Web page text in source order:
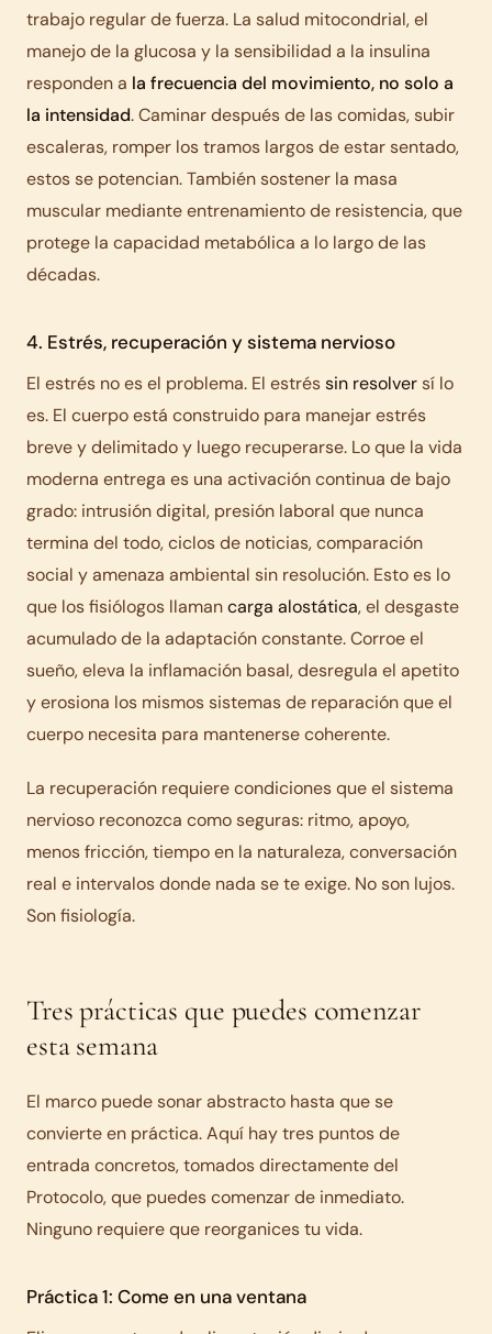
trabajo regular de fuerza. La salud mitocondrial, el
manejo de la glucosa y la sensibilidad a la insulina
responden a la frecuencia del movimiento, no solo a
la intensidad. Caminar después de las comidas, subir
escaleras, romper los tramos largos de estar sentado,
estos se potencian. También sostener la masa
muscular mediante entrenamiento de resistencia, que
protege la capacidad metabólica a lo largo de las
décadas.
4. Estrés, recuperación y sistema nervioso
El estrés no es el problema. El estréssin resolversí lo
es. El cuerpo está construido para manejar estrés
breve y delimitado y luego recuperarse. Lo que la vida
moderna entrega es una activación continua de bajo
grado: intrusión digital, presión laboral que nunca
termina del todo, ciclos de noticias, comparación
social y amenaza ambiental sin resolución. Esto es lo
que los fisiólogos llamancarga alostática, el desgaste
acumulado de la adaptación constante. Corroe el
sueño, eleva la inflamación basal, desregula el apetito
y erosiona los mismos sistemas de reparación que el
cuerpo necesita para mantenerse coherente.
La recuperación requiere condiciones que el sistema
nervioso reconozca como seguras: ritmo, apoyo,
menos fricción, tiempo en la naturaleza, conversación
real e intervalos donde nada se te exige. No son lujos.
Son fisiología.
Tres prácticas que puedes comenzar
esta semana
El marco puede sonar abstracto hasta que se
convierte en práctica. Aquí hay tres puntos de
entrada concretos, tomados directamente del
Protocolo, que puedes comenzar de inmediato.
Ninguno requiere que reorganices tu vida.
Práctica 1: Come en una ventana